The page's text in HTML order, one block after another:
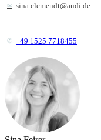
sina.clemendt@audi.de
+49 1525 7718455